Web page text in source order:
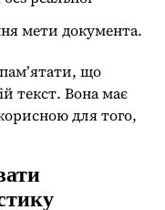
мети документа.
що
текст. Вона має
для того,